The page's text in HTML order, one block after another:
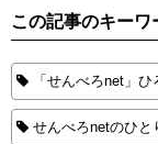
この記事のキーワ
「せんべろnet」ひ
せんべろnetのひと